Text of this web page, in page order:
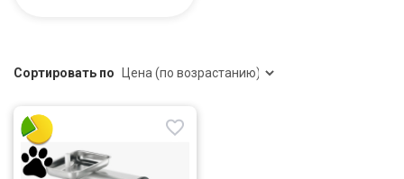
Сортировать по